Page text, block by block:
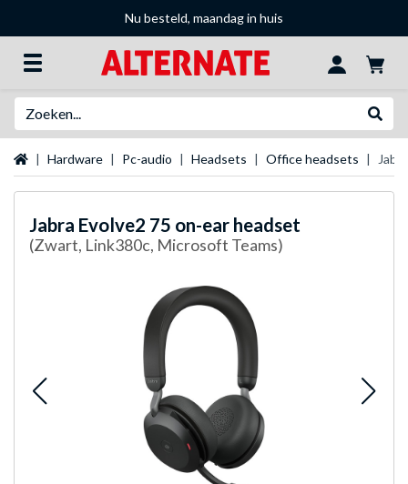
Nu besteld, maandag in huis
Startpagina
Hardware Pc-audio Headsets Office headsets
Jabra Evolve2 75 on-ear headset
(Zwart, Link380c, Microsoft Teams)